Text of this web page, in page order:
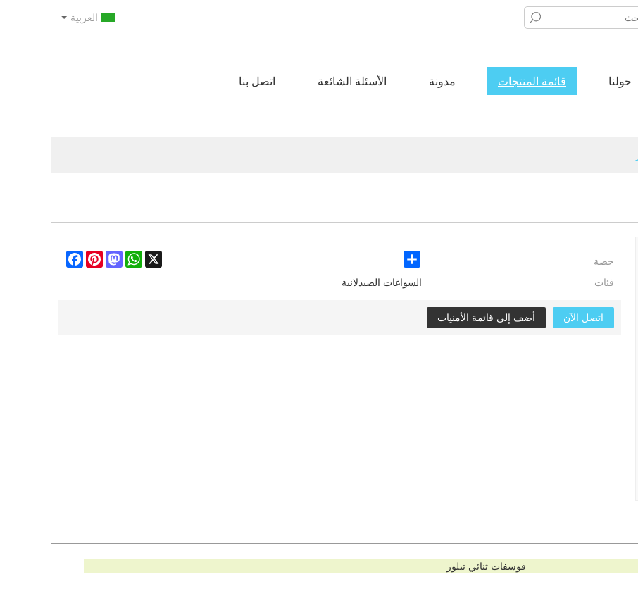
العربية
حولنا قائمة المنتجات مدونة الأسئلة الشائعة اتصل بنا
حصة Share
FacebookPinterest
Mastodon
WhatsApp
X
فئات
السواغات الصيدلانية
اتصل الآن أضف إلى قائمة الأمنيات
فوسفات ثنائي تبلور